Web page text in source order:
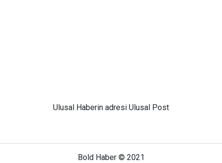
Ulusal Haberin adresi Ulusal Post
Bold Haber © 2021